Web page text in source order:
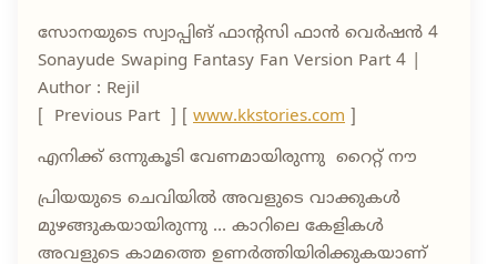
സോനയുടെ സ്വാപ്പിങ് ഫാന്റസി ഫാൻ വെർഷൻ 4
Sonayude Swaping Fantasy Fan Version Part 4 |
Author : Rejil
[ Previous Part ] [ www.kkstories.com
എനിക്ക് ഒന്നുകൂടി വേണമായിരുന്നു റൈറ്റ് നൗ
പ്രിയയുടെ ചെവിയിൽ അവളുടെ വാക്കുകൾ
മുഴങ്ങുകയായിരുന്നു ... കാറിലെ കേളികൾ
അവളുടെ കാമത്തെ ഉണർത്തിയിരിക്കുകയാണ്